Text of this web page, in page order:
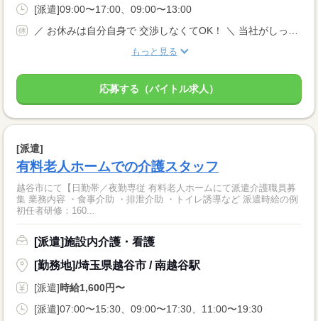
[派遣]09:00〜17:00、09:00〜13:00
もっと見る
応募する（バイトル求人）
[派遣]
有料老人ホームでの介護スタッフ
越谷市にて【日勤帯／夜勤専従 有料老人ホームにて派遣介護職員募
集 業務内容 ・食事介助 ・排泄介助 ・トイレ誘導など 派遣時給の例
初任者研修：160...
[派遣]施設内介護・看護
[勤務地]/埼玉県越谷市 / 南越谷駅
[派遣]時給1,600円〜
[派遣]07:00〜15:30、09:00〜17:30、11:00〜19:30